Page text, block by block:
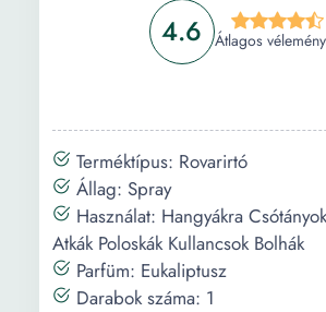
4.6 Átlagos
Terméktípus: Rovarirtó
Állag: Spray
Használat: Hangyákra
Atkák Poloskák Kullancsok Bolhák
Parfüm: Eukaliptusz
Darabok száma: 1